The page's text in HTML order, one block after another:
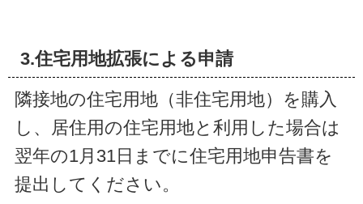
3.住宅用地拡張による申請
隣接地の住宅用地（非住宅用地）を購入
し、居住用の住宅用地と利用した場合は
翌年の1月31日までに住宅用地申告書を
提出してください。